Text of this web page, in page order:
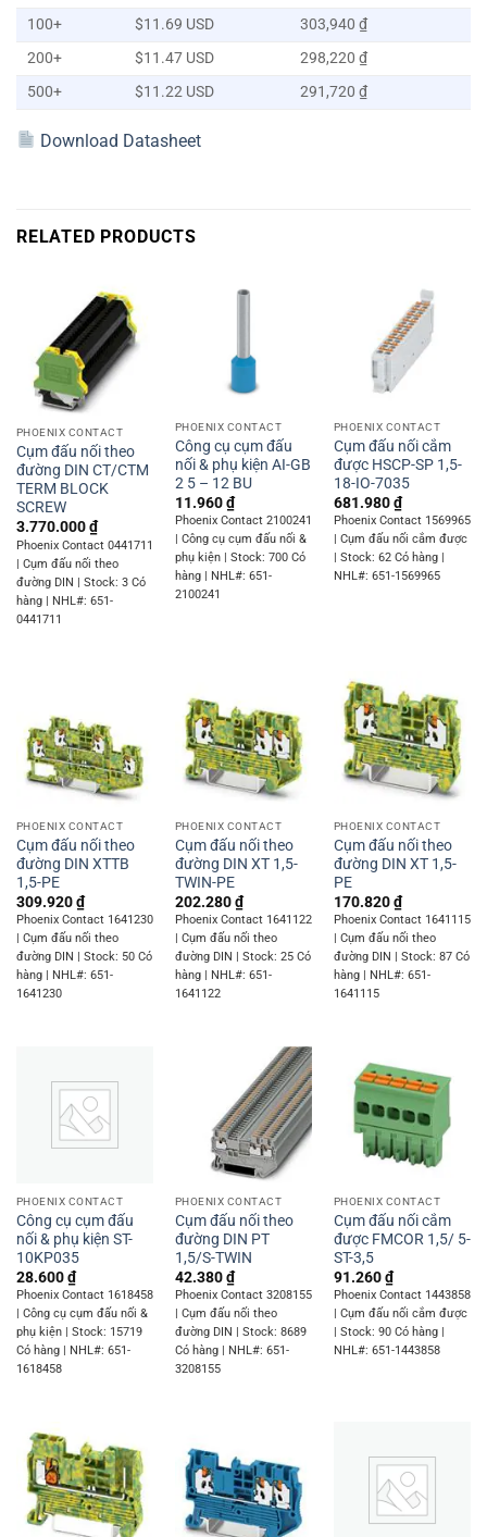
100+ $11.69 USD
303,940 ₫
200+
$11.47 USD
298,220 ₫
500+
$11.22 USD 291,720 ₫
Download Datasheet
RELATED PRODUCTS
PHOENIX CONTACT
Cụm đấu nối theo
đường DIN CT/CTM
TERM BLOCK
SCREW
3.770.000₫
Phoenix Contact 0441711
| Cụm đấu nối theo
đường DIN | Stock: 3 Có
hàng | NHL#: 651-
0441711
PHOENIX CONTACT
Công cụ cụm đấu
nối & phụ kiện AI-GB
2 5 – 12 BU
11.960₫
Phoenix Contact 2100241
| Công cụ cụm đấu nối &
phụ kiện | Stock: 700 Có
hàng | NHL#: 651-
2100241
PHOENIX CONTACT
Cụm đấu nối cắm
được HSCP-SP 1,5-
18-IO-7035
681.980₫
Phoenix Contact 1569965
| Cụm đấu nối cắm được
| Stock: 62 Có hàng |
NHL#: 651-1569965
PHOENIX CONTACT
Cụm đấu nối theo
đường DIN XTTB
1,5-PE
309.920₫
Phoenix Contact 1641230
| Cụm đấu nối theo
đường DIN | Stock: 50 Có
hàng | NHL#: 651-
1641230
PHOENIX CONTACT
Cụm đấu nối theo
đường DIN XT 1,5-
TWIN-PE
202.280₫
Phoenix Contact 1641122
| Cụm đấu nối theo
đường DIN | Stock: 25 Có
hàng | NHL#: 651-
1641122
PHOENIX CONTACT
Cụm đấu nối theo
đường DIN XT 1,5-
PE
170.820₫
Phoenix Contact 1641115
| Cụm đấu nối theo
đường DIN | Stock: 87 Có
hàng | NHL#: 651-
1641115
PHOENIX CONTACT
Công cụ cụm đấu
nối & phụ kiện ST-
10KP035
28.600₫
Phoenix Contact 1618458
| Công cụ cụm đấu nối &
phụ kiện | Stock: 15719
Có hàng | NHL#: 651-
1618458
PHOENIX CONTACT
Cụm đấu nối theo
đường DIN PT
1,5/S-TWIN
42.380₫
Phoenix Contact 3208155
| Cụm đấu nối theo
đường DIN | Stock: 8689
Có hàng | NHL#: 651-
3208155
PHOENIX CONTACT
Cụm đấu nối cắm
được FMCOR 1,5/ 5-
ST-3,5
91.260₫
Phoenix Contact 1443858
| Cụm đấu nối cắm được
| Stock: 90 Có hàng |
NHL#: 651-1443858